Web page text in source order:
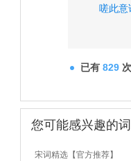
嗟此意
已有 829
您可能感兴趣的
宋词精选【官方推荐】